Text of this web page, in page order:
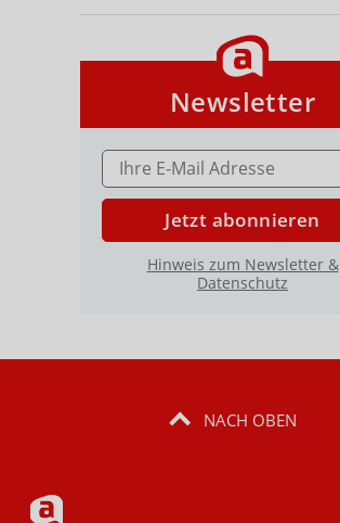
Newsletter
E-MAIL ADRESSE
Jetzt abonnieren
Hinweis zum Newsletter &
Datenschutz
NACH OBEN